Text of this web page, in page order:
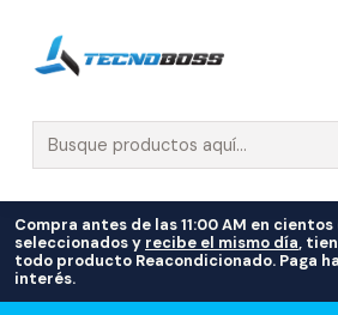
Compra antes de las 11:00 AM en
seleccionados y recibe el mismo día,
todo producto Reacondicionado. Paga
interés.